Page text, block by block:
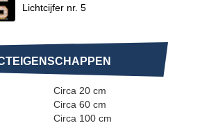
Lichtcijfer nr. 5
Circa 20 cm
Circa 60 cm
Circa 100 cm